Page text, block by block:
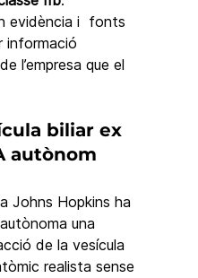
evidència i  fonts
informació
de l’empresa que el
biliar ex
autònom
Johns Hopkins ha
una
de la vesícula
realista sense